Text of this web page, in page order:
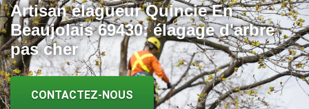
Artisan élagueur Quincie En
Beaujolais 69430: élagage d'arbre
pas cher
CONTACTEZ-NOUS